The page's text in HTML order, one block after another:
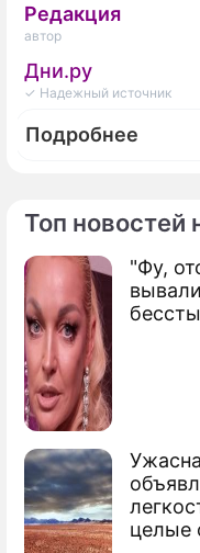
Топ новостей
"Фу,
целые
Редакция
автор
Дни.ру
✓ Надежный источник
Подробнее
Кто из
недвижимостью